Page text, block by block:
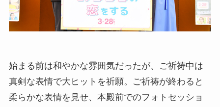
始まる前は和やかな雰囲気だったが、ご祈祷中は
真剣な表情で大ヒットを祈願。ご祈祷が終わると
柔らかな表情を見せ、本殿前でのフォトセッショ